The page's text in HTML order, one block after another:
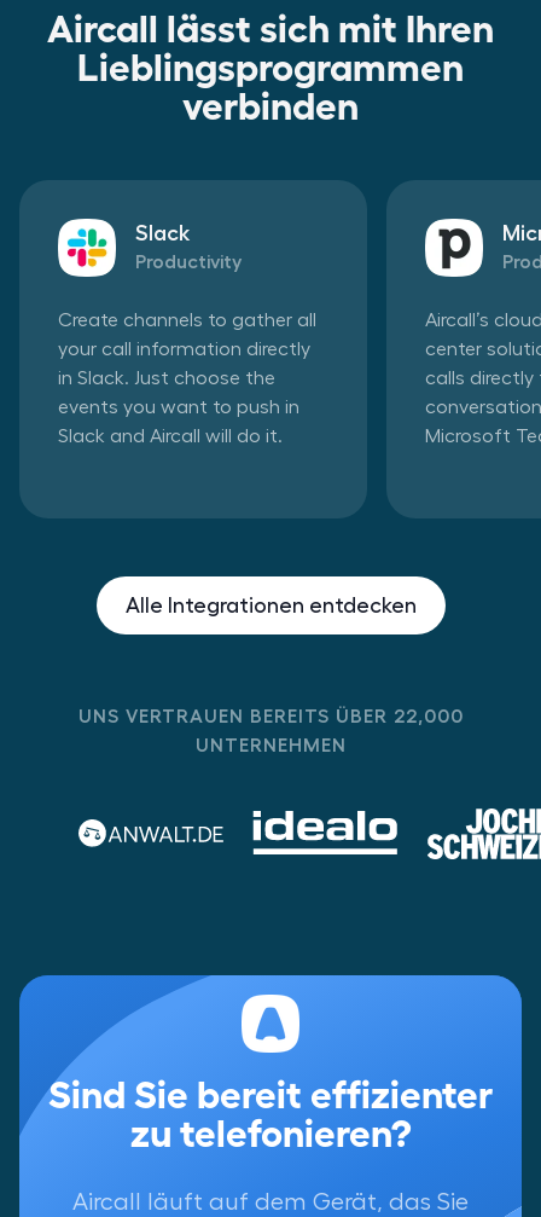
Aircall lässt sich mit Ihren
Lieblingsprogrammen
verbinden
Slack
Productivity
Create channels to gather all
your call information directly
in Slack. Just choose the
events you want to push in
Slack and Aircall will do it.
Aircall’s
center
calls
Microsoft
Alle Integrationen entdecken
UNS VERTRAUEN BEREITS ÜBER 22,000
UNTERNEHMEN
Sind Sie bereit effizienter
zu telefonieren?
Aircall läuft auf dem Gerät, das Sie